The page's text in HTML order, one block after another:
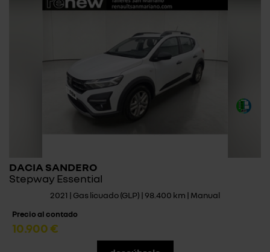
DACIA SANDERO
Stepway Essential
2021 | Gas licuado (GLP) | 98.400 km | Manual
Precio al contado
10.900 €